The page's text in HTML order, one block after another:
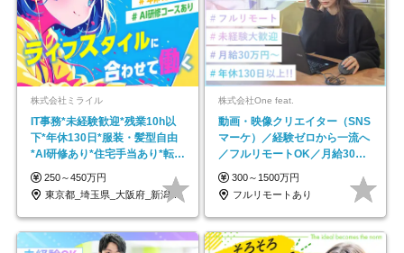
株式会社ミライル
IT事務*未経験歓迎*残業10h以
下*年休130日*服装・髪型自由
*AI研修あり*住宅手当あり*転勤
なし
250～450万円
東京都_埼玉県_大阪府_新潟県_福岡県
株式会社One feat.
動画・映像クリエイター（SNS
マーケ）／経験ゼロから一流へ
／フルリモートOK／月給30万
円～／年休130日以上
300～1500万円
フルリモートあり